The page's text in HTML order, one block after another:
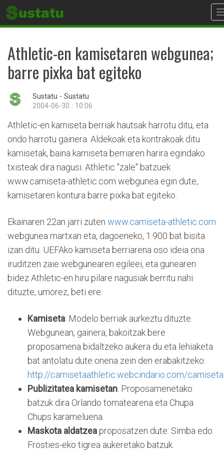
Athletic-en kamisetaren webgunea;
barre pixka bat egiteko
Sustatu - Sustatu
2004-06-30 : 10:06
Athletic-en kamiseta berriak hautsak harrotu ditu, eta
ondo harrotu gainera. Aldekoak eta kontrakoak ditu
kamisetak, baina kamiseta berriaren harira egindako
txisteak dira nagusi. Athletic "zale" batzuek
www.camiseta-athletic.com webgunea egin dute,
kamisetaren kontura barre pixka bat egiteko.
Ekainaren 22an jarri zuten www.camiseta-athletic.com
webgunea martxan eta, dagoeneko, 1.900 bat bisita
izan ditu. UEFAko kamiseta berriarena oso ideia ona
iruditzen zaie webgunearen egileei, eta gunearen
bidez Athletic-en hiru pilare nagusiak berritu nahi
dituzte, umorez, beti ere:
Kamiseta: Modelo berriak aurkeztu dituzte.
Webgunean, gainera, bakoitzak bere
proposamena bidaltzeko aukera du eta lehiaketa
bat antolatu dute onena zein den erabakitzeko:
http://camisetaathletic.webcindario.com/
Publizitatea kamisetan: Proposamenetako
batzuk dira Orlando tomatearena eta Chupa
Chups karameluena.
Maskota aldatzea proposatzen dute: Simba edo
Frosties-eko tigrea aukeretako batzuk.